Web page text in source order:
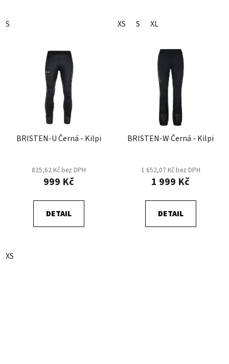
S XS S XL
BRISTEN-U Černá - Kilpi
825,62 Kč bez DPH
999 Kč
DETAIL
XS
BRISTEN-W Černá - Kilpi
1 652,07 Kč bez DPH
1 999 Kč
DETAIL